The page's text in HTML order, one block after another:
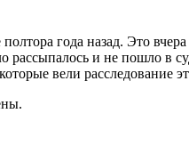
года назад. Это
и не пошло в
вели расследование